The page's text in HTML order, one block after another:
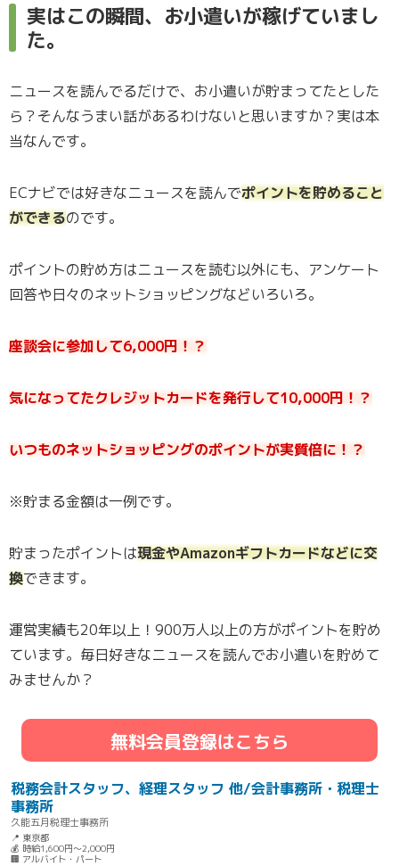
実はこの瞬間、お小遣いが稼げていまし
た。
ニュースを読んでるだけで、お小遣いが貯まってたとした
ら？そんなうまい話があるわけないと思いますか？実は本
当なんです。
ECナビでは好きなニュースを読んでポイントを貯めること
ができるのです。
ポイントの貯め方はニュースを読む以外にも、アンケート
回答や日々のネットショッピングなどいろいろ。
座談会に参加して6,000円！？
気になってたクレジットカードを発行して10,000円！？
いつものネットショッピングのポイントが実質倍に！？
※貯まる金額は一例です。
貯まったポイントは現金やAmazonギフトカードなどに交
換できます。
運営実績も20年以上！900万人以上の方がポイントを貯め
ています。毎日好きなニュースを読んでお小遣いを貯めて
みませんか？
無料会員登録はこちら
税務会計スタッフ、経理スタッフ 他/会計事務所・税理士
事務所
久能五月税理士事務所
📍 東京都
💰 時給1,600円～2,000円
🏢 アルバイト・パート